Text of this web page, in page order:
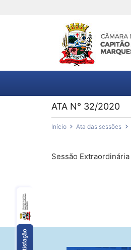
ATA N° 32/2020
Início Ata das sessões
Sessão Extraordinária